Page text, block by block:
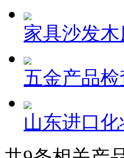
家具沙发
五金产品检
山东进口